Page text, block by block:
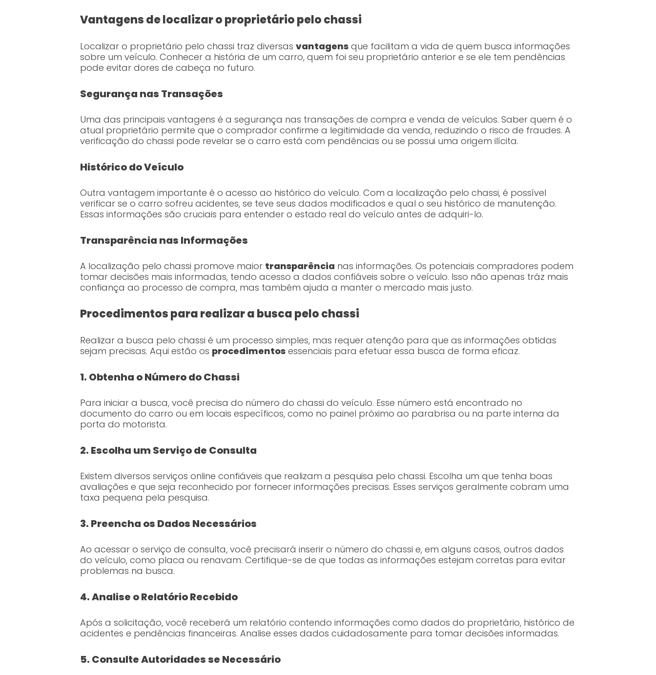
Vantagens de localizar o proprietário pelo chassi
Localizar o proprietário pelo chassi traz diversas vantagensque facilitam a vida de quem busca informações
sobre um veículo. Conhecer a história de um carro, quem foi seu proprietário anterior e se ele tem pendências
pode evitar dores de cabeça no futuro.
Segurança nas Transações
Uma das principais vantagens é a segurança nas transações de compra e venda de veículos. Saber quem é o
atual proprietário permite que o comprador confirme a legitimidade da venda, reduzindo o risco de fraudes. A
verificação do chassi pode revelar se o carro está com pendências ou se possui uma origem ilícita.
Histórico do Veículo
Outra vantagem importante é o acesso ao histórico do veículo. Com a localização pelo chassi, é possível
verificar se o carro sofreu acidentes, se teve seus dados modificados e qual o seu histórico de manutenção.
Essas informações são cruciais para entender o estado real do veículo antes de adquiri-lo.
Transparência nas Informações
A localização pelo chassi promove maior transparência nas informações. Os potenciais compradores podem
tomar decisões mais informadas, tendo acesso a dados confiáveis sobre o veículo. Isso não apenas tráz mais
confiança ao processo de compra, mas também ajuda a manter o mercado mais justo.
Procedimentos para realizar a busca pelo chassi
Realizar a busca pelo chassi é um processo simples, mas requer atenção para que as informações obtidas
sejam precisas. Aqui estão os procedimentosessenciais para efetuar essa busca de forma eficaz.
1. Obtenha o Número do Chassi
Para iniciar a busca, você precisa do número do chassi do veículo. Esse número está encontrado no
documento do carro ou em locais específicos, como no painel próximo ao parabrisa ou na parte interna da
porta do motorista.
2. Escolha um Serviço de Consulta
Existem diversos serviços online confiáveis que realizam a pesquisa pelo chassi. Escolha um que tenha boas
avaliações e que seja reconhecido por fornecer informações precisas. Esses serviços geralmente cobram uma
taxa pequena pela pesquisa.
3. Preencha os Dados Necessários
Ao acessar o serviço de consulta, você precisará inserir o número do chassi e, em alguns casos, outros dados
do veículo, como placa ou renavam. Certifique-se de que todas as informações estejam corretas para evitar
problemas na busca.
4. Analise o Relatório Recebido
Após a solicitação, você receberá um relatório contendo informações como dados do proprietário, histórico de
acidentes e pendências financeiras. Analise esses dados cuidadosamente para tomar decisões informadas.
5. Consulte Autoridades se Necessário